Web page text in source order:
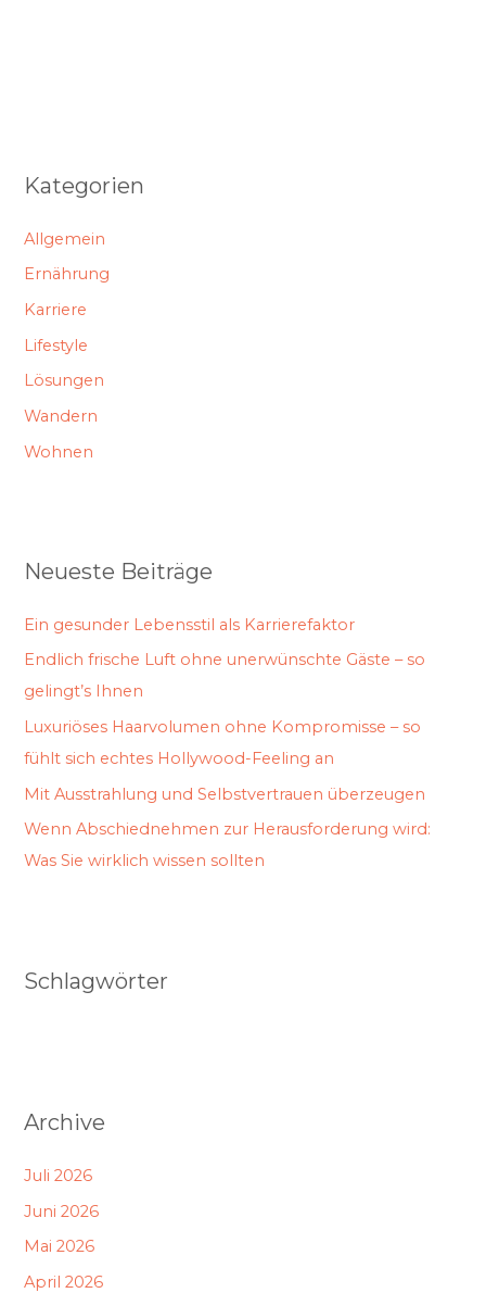
Kategorien
Allgemein
Ernährung
Karriere
Lifestyle
Lösungen
Wandern
Wohnen
Neueste Beiträge
Ein gesunder Lebensstil als Karrierefaktor
Endlich frische Luft ohne unerwünschte Gäste – so
gelingt’s Ihnen
Luxuriöses Haarvolumen ohne Kompromisse – so
fühlt sich echtes Hollywood-Feeling an
Mit Ausstrahlung und Selbstvertrauen überzeugen
Wenn Abschiednehmen zur Herausforderung wird:
Was Sie wirklich wissen sollten
Schlagwörter
Archive
Juli 2026
Juni 2026
Mai 2026
April 2026